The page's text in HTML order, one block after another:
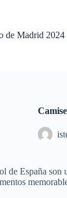
de Madrid
de España